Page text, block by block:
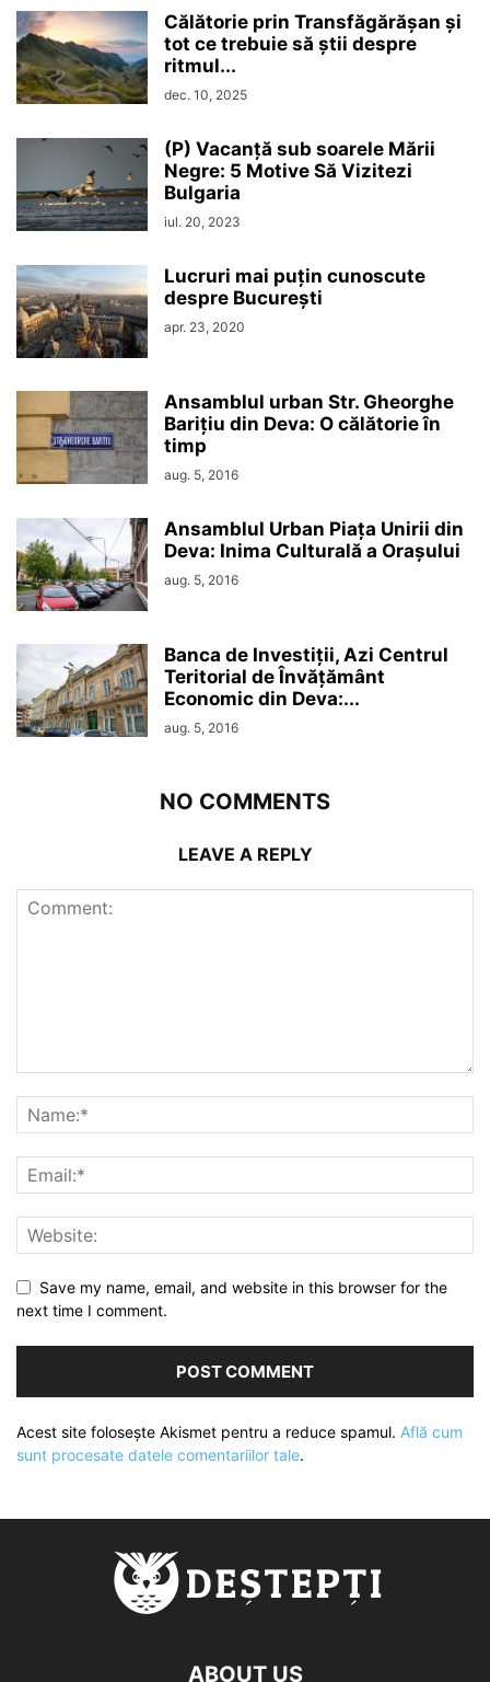
Călătorie prin Transfăgărășan și
tot ce trebuie să știi despre
ritmul...
dec. 10, 2025
(P) Vacanță sub soarele Mării
Negre: 5 Motive Să Vizitezi
Bulgaria
iul. 20, 2023
Lucruri mai puțin cunoscute
despre București
apr. 23, 2020
Ansamblul urban Str. Gheorghe
Barițiu din Deva: O călătorie în
timp
aug. 5, 2016
Ansamblul Urban Piața Unirii din
Deva: Inima Culturală a Orașului
aug. 5, 2016
Banca de Investiții, Azi Centrul
Teritorial de Învățământ
Economic din Deva:...
aug. 5, 2016
NO COMMENTS
LEAVE A REPLY
Save my name, email, and website in this browser for the
next time I comment.
Acest site folosește Akismet pentru a reduce spamul. Află cum
sunt procesate datele comentariilor tale.
ABOUT US